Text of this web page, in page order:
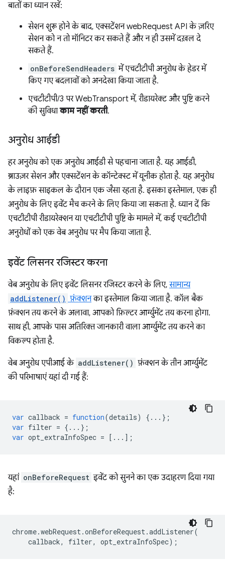
बातों का ध्यान रखें:
सेशन शुरू होने के बाद, एक्सटेंशन webRequest API के ज़रिए
सेशन को न तो मॉनिटर कर सकते हैं और न ही उसमें दख़ल दे
सकते हैं.
onBeforeSendHeaders में एचटीटीपी अनुरोध के हेडर में
किए गए बदलावों को अनदेखा किया जाता है.
एचटीटीपी/3 पर WebTransport में, रीडायरेक्ट और पुष्टि करने
की सुविधाकाम नहीं करती.
अनुरोध आईडी
हर अनुरोध को एक अनुरोध आईडी से पहचाना जाता है. यह आईडी,
ब्राउज़र सेशन और एक्सटेंशन के कॉन्टेक्स्ट में यूनीक होता है. यह अनुरोध
के लाइफ़ साइकल के दौरान एक जैसा रहता है. इसका इस्तेमाल, एक ही
अनुरोध के लिए इवेंट मैच करने के लिए किया जा सकता है. ध्यान दें कि
एचटीटीपी रीडायरेक्शन या एचटीटीपी पुष्टि के मामले में, कई एचटीटीपी
अनुरोधों को एक वेब अनुरोध पर मैप किया जाता है.
इवेंट लिसनर रजिस्टर करना
वेब अनुरोध के लिए इवेंट लिसनर रजिस्टर करने के लिए,सामान्य
addListener() फ़ंक्शनका इस्तेमाल किया जाता है. कॉल बैक
फ़ंक्शन तय करने के अलावा, आपको फ़िल्टर आर्ग्युमेंट तय करना होगा.
साथ ही, आपके पास अतिरिक्त जानकारी वाला आर्ग्युमेंट तय करने का
विकल्प होता है.
वेब अनुरोध एपीआई के addListener() फ़ंक्शन के तीन आर्ग्युमेंट
की परिभाषाएं यहां दी गई हैं:
var callback = function(details)
{...};
var filter = {...};
var opt_extraInfoSpec = [...];
यहां onBeforeRequest इवेंट को सुनने का एक उदाहरण दिया गया
है:
chrome.webRequest.onBeforeRequest.addListener(
callback, filter, opt_extraInfoSpec);